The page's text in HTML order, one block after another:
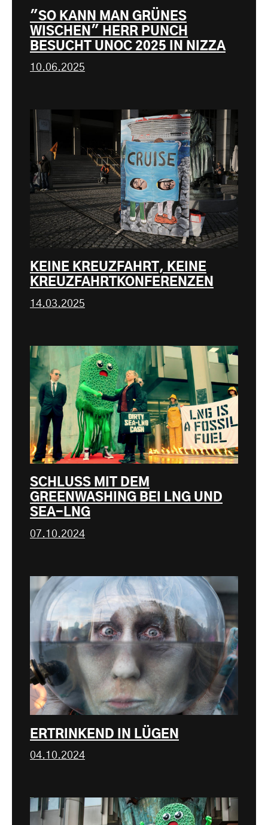
"SO KANN MAN GRÜNES
WISCHEN" HERR PUNCH
BESUCHT UNOC 2025 IN NIZZA
10.06.2025
KEINE KREUZFAHRT, KEINE
KREUZFAHRTKONFERENZEN
14.03.2025
SCHLUSS MIT DEM
GREENWASHING BEI LNG UND
SEA-LNG
07.10.2024
ERTRINKEND IN LÜGEN
04.10.2024